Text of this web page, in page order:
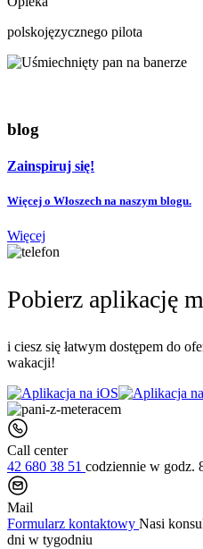
polskojęzycznego pilota
blog
Zainspiruj się!
Więcej o Włoszech na naszym blogu.
Więcej
Pobierz aplikację
i ciesz się łatwym dostępem do
wakacji!
Call center
42 680 38 51 codziennie w godz.
Mail
Formularz kontaktowy Nasi
dni w tygodniu